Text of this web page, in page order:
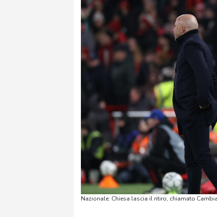
Nazionale: Chiesa lascia il ritiro, chiamato